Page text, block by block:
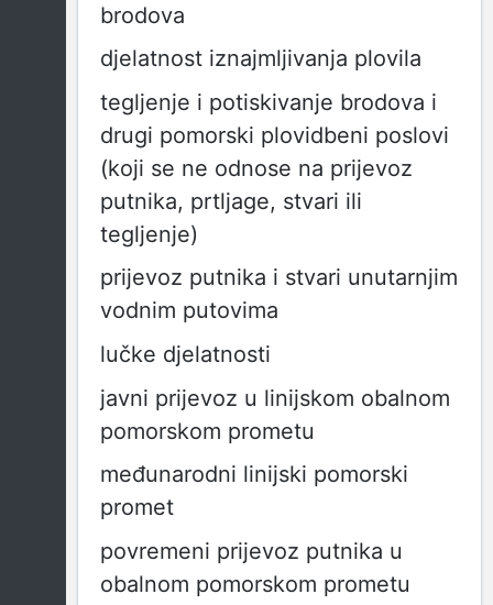
brodova
djelatnost iznajmljivanja plovila
tegljenje i potiskivanje brodova i
drugi pomorski plovidbeni poslovi
(koji se ne odnose na prijevoz
putnika, prtljage, stvari ili
tegljenje)
prijevoz putnika i stvari unutarnjim
vodnim putovima
lučke djelatnosti
javni prijevoz u linijskom obalnom
pomorskom prometu
međunarodni linijski pomorski
promet
povremeni prijevoz putnika u
obalnom pomorskom prometu